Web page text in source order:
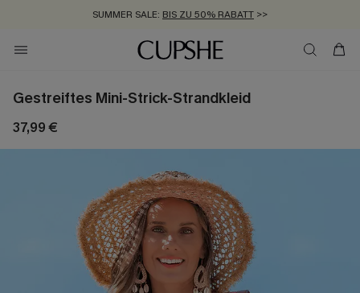
SUMMER SALE: BIS ZU 50% RABATT >>
ZUM NEWSLETTER:BIS ZU -20% EXTRA ERHALTEN
KOSTENLOSER VERSAND AB 89 €
Gestreiftes Mini-Strick-Strandkleid
37,99 €